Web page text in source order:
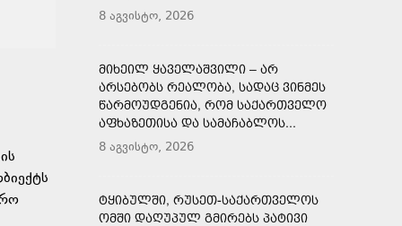
8 აგვისტო, 2026
ᲛᲘᲮᲔᲘᲚ ᲧᲐᲕᲔᲚᲐᲨᲕᲘᲚᲘ – ᲐᲠ
ᲐᲠᲡᲔᲑᲝᲑᲡ ᲠᲔᲐᲚᲝᲑᲐ, ᲡᲐᲓᲐᲪ ᲕᲘᲜᲛᲔᲡ
ᲬᲐᲠᲛᲝᲣᲓᲒᲔᲜᲘᲐ, ᲠᲝᲛ ᲡᲐᲥᲐᲠᲗᲕᲔᲚᲝ
ᲐᲤᲮᲐᲖᲔᲗᲘᲡᲐ ᲓᲐ ᲡᲐᲛᲐᲩᲐᲑᲚᲝᲡ...
8 აგვისტო, 2026
ᲢᲧᲘᲑᲣᲚᲨᲘ, ᲠᲣᲡᲔᲗ-ᲡᲐᲥᲐᲠᲗᲕᲔᲚᲝᲡ
ᲝᲛᲨᲘ ᲓᲐᲦᲣᲞᲣᲚ ᲒᲛᲘᲠᲔᲑᲡ ᲞᲐᲢᲘᲕᲘ